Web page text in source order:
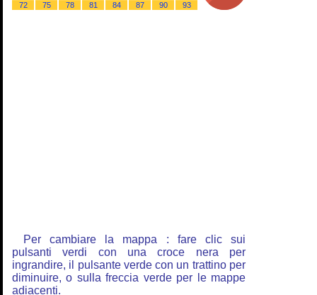
72
75 78 81 84 87 90 93
Per cambiare la mappa : fare clic sui
pulsanti verdi con una croce nera per
ingrandire, il pulsante verde con un trattino per
diminuire, o sulla freccia verde per le mappe
adiacenti.